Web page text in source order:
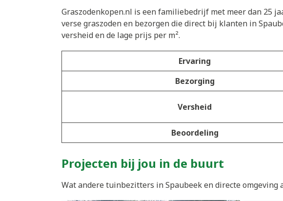
Graszodenkopen.nl is een familiebedrijf met meer dan 25
verse graszoden en bezorgen die direct bij klanten in
versheid en de lage prijs per m².
Ervaring
Bezorging
Versheid
Beoordeling
Projecten bij jou in de buurt
Wat andere tuinbezitters in Spaubeek en directe omgeving